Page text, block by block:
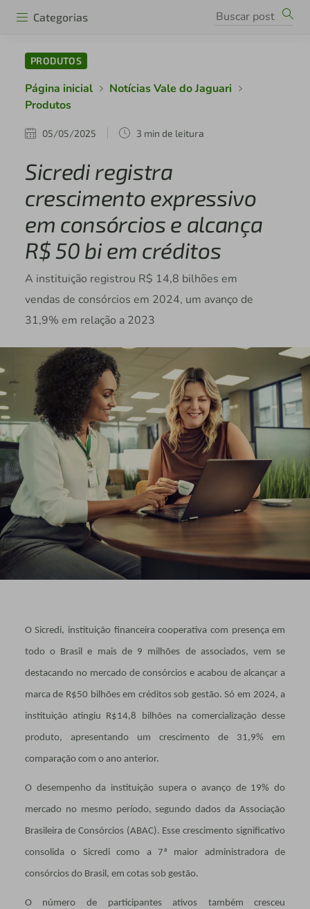
Categorias
PRODUTOS
Página inicial
Notícias Vale do Jaguari
Produtos
05/05/2025 3 min de leitura
Sicredi registra
crescimento expressivo
em consórcios e alcança
R$ 50 bi em créditos
A instituição registrou R$ 14,8 bilhões em
vendas de consórcios em 2024, um avanço de
31,9% em relação a 2023
O Sicredi, instituição financeira cooperativa com presença em
todo o Brasil e mais de 9 milhões de associados, vem se
destacando no mercado de consórcios e acabou de alcançar a
marca de R$50 bilhões em créditos sob gestão. Só em 2024, a
instituição atingiu R$14,8 bilhões na comercialização desse
produto, apresentando um crescimento de 31,9% em
comparação com o ano anterior.
O desempenho da instituição supera o avanço de 19% do
mercado no mesmo período, segundo dados da Associação
Brasileira de Consórcios (ABAC). Esse crescimento significativo
consolida o Sicredi como a 7ª maior administradora de
consórcios do Brasil, em cotas sob gestão.
O número de participantes ativos também cresceu